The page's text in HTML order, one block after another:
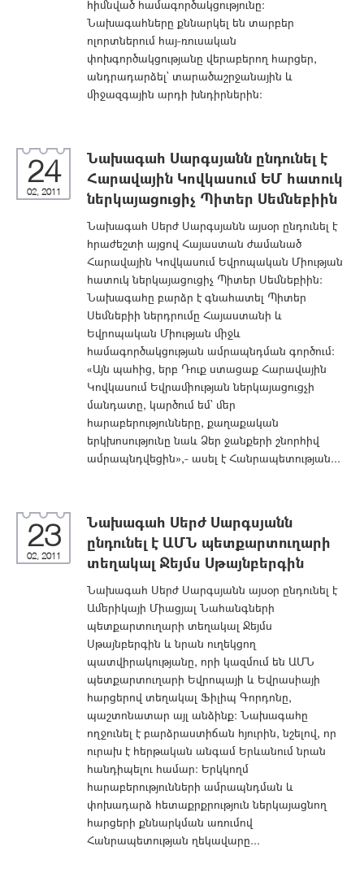
հիմնված համագործակցությունը:
Նախագահները քննարկել են տարբեր
ոլորտներում հայ-ռուսական
փոխգործակցությանը վերաբերող հարցեր,
անդրադարձել` տարածաշրջանային և
միջազգային արդի խնդիրներին:
24
02, 2011
Նախագահ Սարգսյանն ընդունել է
Հարավային Կովկասում ԵՄ հատուկ
ներկայացուցիչ Պիտեր Սեմնեբիին
Նախագահ Սերժ Սարգսյանն այսօր ընդունել է
հրաժեշտի այցով Հայաստան ժամանած
Հարավային Կովկասում Եվրոպական Միության
հատուկ ներկայացուցիչ Պիտեր Սեմնեբիին:
Նախագահը բարձր է գնահատել Պիտեր
Սեմնեբիի ներդրումը Հայաստանի և
Եվրոպական Միության միջև
համագործակցության ամրապնդման գործում:
«Այն պահից, երբ Դուք ստացաք Հարավային
Կովկասում Եվրամիության ներկայացուցչի
մանդատը, կարծում եմ` մեր
հարաբերությունները, քաղաքական
երկխոսությունը նաև Ձեր ջանքերի շնորհիվ
ամրապնդվեցին»,- ասել է Հանրապետության...
23
02, 2011
Նախագահ Սերժ Սարգսյանն
ընդունել է ԱՄՆ պետքարտուղարի
տեղակալ Ջեյմս Սթայնբերգին
Նախագահ Սերժ Սարգսյանն այսօր ընդունել է
Ամերիկայի Միացյալ Նահանգների
պետքարտուղարի տեղակալ Ջեյմս
Սթայնբերգին և նրան ուղեկցող
պատվիրակությանը, որի կազմում են ԱՄՆ
պետքարտուղարի Եվրոպայի և Եվրասիայի
հարցերով տեղակալ Ֆիլիպ Գորդոնը,
պաշտոնատար այլ անձինք: Նախագահը
ողջունել է բարձրաստիճան հյուրին, նշելով, որ
ուրախ է հերթական անգամ Երևանում նրան
հանդիպելու համար: Երկկողմ
հարաբերությունների ամրապնդման և
փոխադարձ հետաքրքրություն ներկայացնող
հարցերի քննարկման առումով
Հանրապետության ղեկավարը...